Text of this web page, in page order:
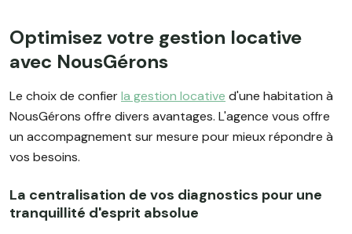
Optimisez votre gestion locative
avec NousGérons
Le choix de confierla gestion locative d'une habitation à
NousGérons offre divers avantages. L'agence vous offre
un accompagnement sur mesure pour mieux répondre à
vos besoins.
La centralisation de vos diagnostics pour une
tranquillité d'esprit absolue